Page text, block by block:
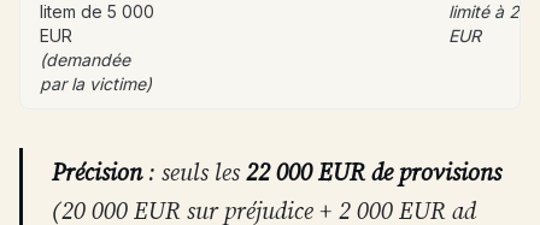
litem de 5 000
EUR
(demandée
par la victime)
limité à 2
EUR
Précision: seuls les22 000 EUR de provisions
(20 000 EUR sur préjudice + 2 000 EUR ad